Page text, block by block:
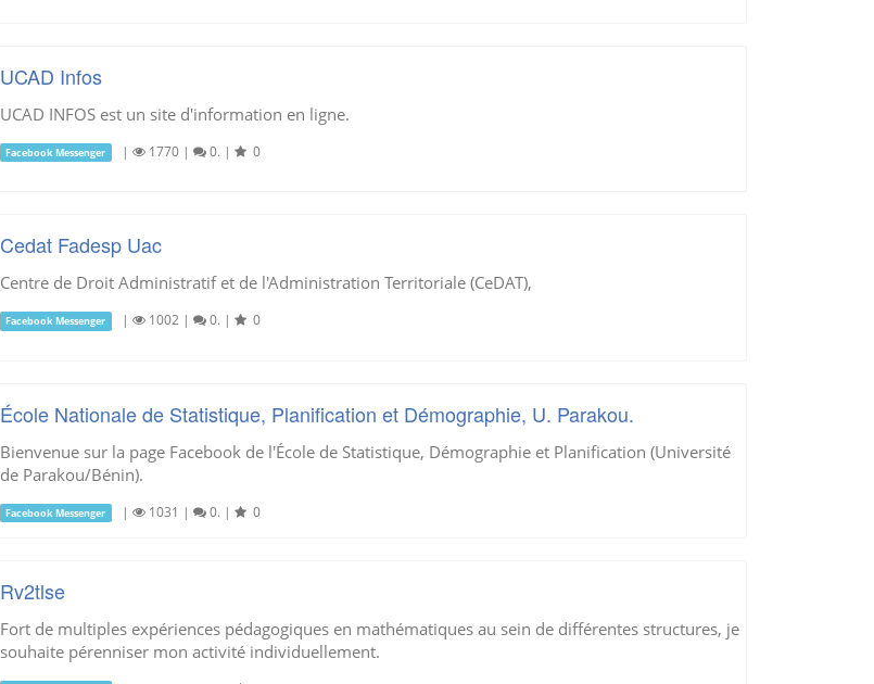
UCAD Infos
UCAD INFOS est un site d'information en ligne.
Facebook Messenger | 1770| 0. | 0
Cedat Fadesp Uac
Centre de Droit Administratif et de l'Administration Territoriale (CeDAT),
Facebook Messenger | 1002| 0. | 0
École Nationale de Statistique, Planification et Démographie, U. Parakou.
Bienvenue sur la page Facebook de l'École de Statistique, Démographie et Planification (Université
de Parakou/Bénin).
Facebook Messenger | 1031 | 0. | 0
Rv2tlse
Fort de multiples expériences pédagogiques en mathématiques au sein de différentes structures, je
souhaite pérenniser mon activité individuellement.